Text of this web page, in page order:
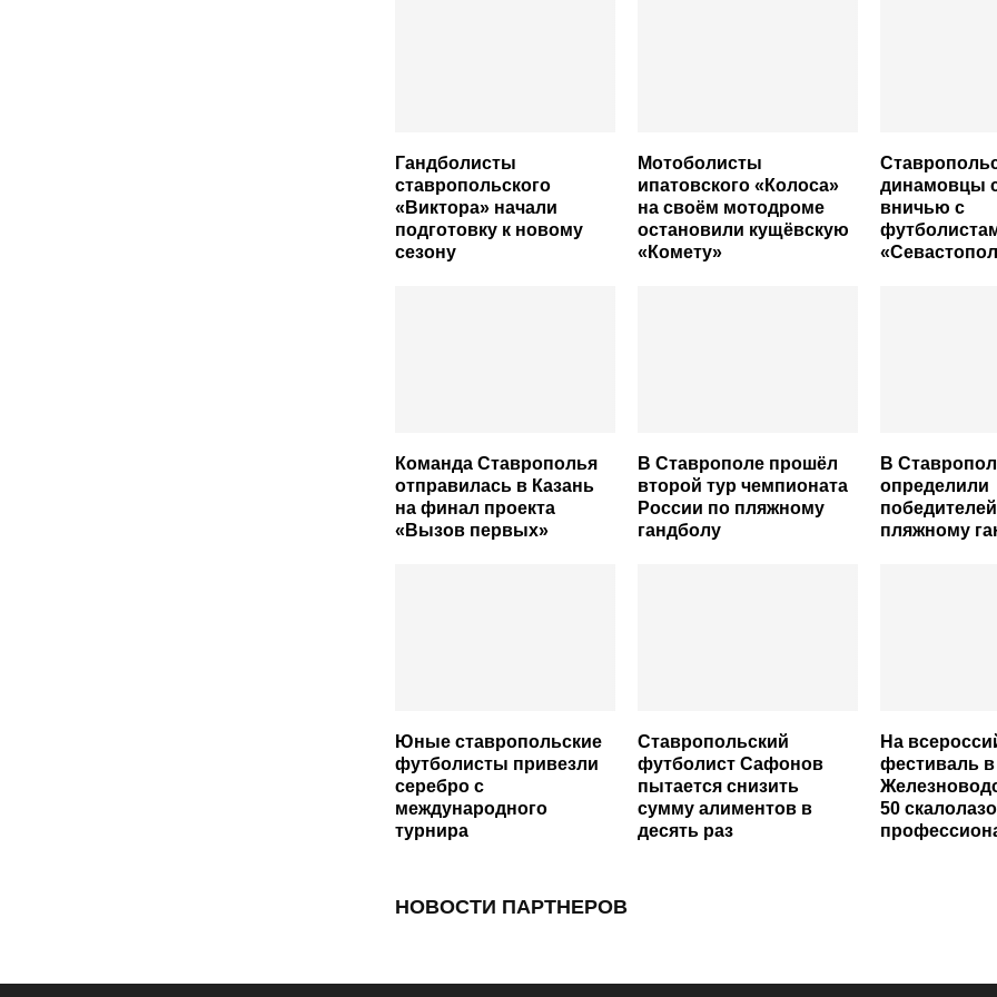
Гандболисты
ставропольского
«Виктора» начали
подготовку к новому
сезону
Мотоболисты
ипатовского «Колоса»
на своём мотодроме
остановили кущёвскую
«Комету»
динамовцы
вничью с
Команда Ставрополья
отправилась в Казань
на финал проекта
«Вызов первых»
В Ставрополе прошёл
второй тур чемпионата
России по пляжному
гандболу
В
определили
пляжному
Юные ставропольские
футболисты привезли
серебро с
международного
турнира
Ставропольский
футболист Сафонов
пытается снизить
сумму алиментов в
десять раз
На
фестиваль в
50
НОВОСТИ ПАРТНЕРОВ